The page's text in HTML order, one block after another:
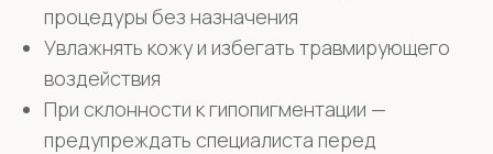
процедуры без назначения
Увлажнять кожу и избегать травмирующего
воздействия
При склонности к гипопигментации —
предупреждать специалиста перед